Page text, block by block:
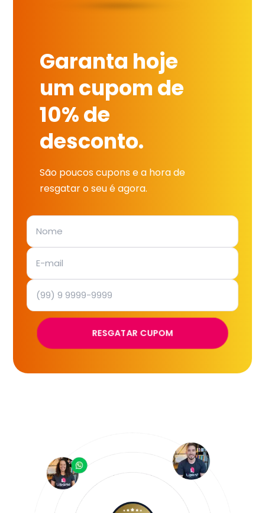
Garanta hoje
um cupom de
10% de
desconto.
São poucos cupons e a hora de
resgatar o seu é agora.
RESGATAR CUPOM